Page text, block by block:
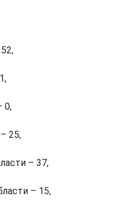
0,
25,
– 37,
– 15,